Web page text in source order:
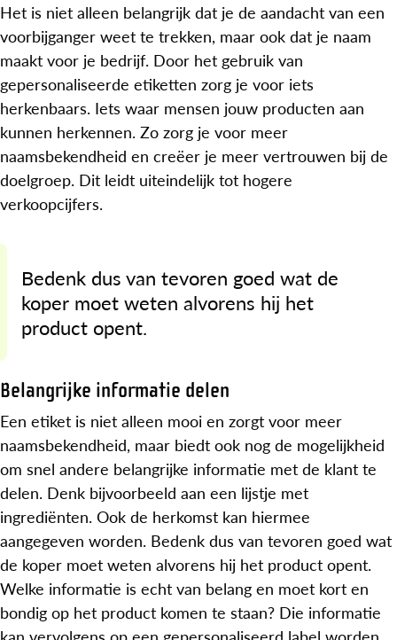
Het is niet alleen belangrijk dat je de aandacht van een
voorbijganger weet te trekken, maar ook dat je naam
maakt voor je bedrijf. Door het gebruik van
gepersonaliseerde etiketten zorg je voor iets
herkenbaars. Iets waar mensen jouw producten aan
kunnen herkennen. Zo zorg je voor meer
naamsbekendheid en creëer je meer vertrouwen bij de
doelgroep. Dit leidt uiteindelijk tot hogere
verkoopcijfers.
Bedenk dus van tevoren goed wat de
koper moet weten alvorens hij het
product opent.
Belangrijke informatie delen
Een etiket is niet alleen mooi en zorgt voor meer
naamsbekendheid, maar biedt ook nog de mogelijkheid
om snel andere belangrijke informatie met de klant te
delen. Denk bijvoorbeeld aan een lijstje met
ingrediënten. Ook de herkomst kan hiermee
aangegeven worden. Bedenk dus van tevoren goed wat
de koper moet weten alvorens hij het product opent.
Welke informatie is echt van belang en moet kort en
bondig op het product komen te staan? Die informatie